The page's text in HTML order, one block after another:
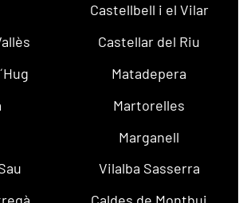
Castellbell i el Vilar
Castellar del Riu
Matadepera
Martorelles
Marganell
Vilalba Sasserra